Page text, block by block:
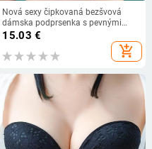
Nová sexy čipkovaná bezšvová
dámska podprsenka s pevnými
košíčkami bez oceľového krúžku,
vesta v štýle dámskej spodnej
bielizne, krásne zabalené vzadu,
15.03 €
add_shopping_cart